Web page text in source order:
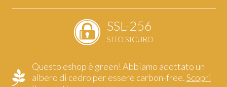
SSL-256
SITO SICURO
Questo eshop è green! Abbiamo adottato un
albero di cedro per essere carbon-free.Scopri